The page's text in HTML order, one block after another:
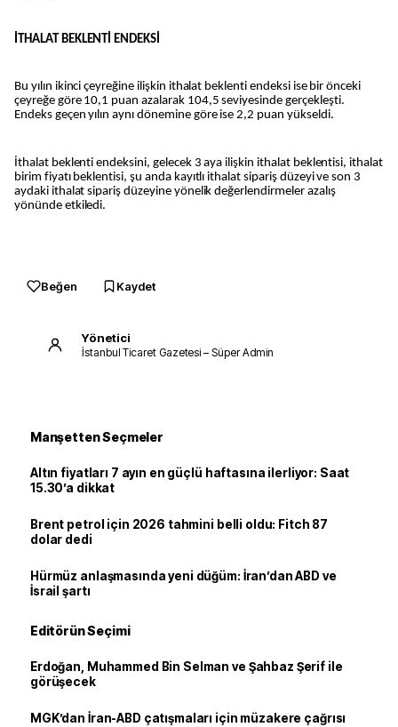
İTHALAT BEKLENTİ ENDEKSİ
Bu yılın ikinci çeyreğine ilişkin ithalat beklenti endeksi ise bir önceki
çeyreğe göre 10,1 puan azalarak 104,5 seviyesinde gerçekleşti.
Endeks geçen yılın aynı dönemine göre ise 2,2 puan yükseldi.
İthalat beklenti endeksini, gelecek 3 aya ilişkin ithalat beklentisi, ithalat
birim fiyatı beklentisi, şu anda kayıtlı ithalat sipariş düzeyi ve son 3
aydaki ithalat sipariş düzeyine yönelik değerlendirmeler azalış
yönünde etkiledi.
Beğen Kaydet
Yönetici
İstanbul Ticaret Gazetesi – Süper Admin
Manşetten Seçmeler
Altın fiyatları 7 ayın en güçlü haftasına ilerliyor: Saat
15.30’a dikkat
Brent petrol için 2026 tahmini belli oldu: Fitch 87
dolar dedi
Hürmüz anlaşmasında yeni düğüm: İran’dan ABD ve
İsrail şartı
Editörün Seçimi
Erdoğan, Muhammed Bin Selman ve Şahbaz Şerif ile
görüşecek
MGK’dan İran-ABD çatışmaları için müzakere çağrısı